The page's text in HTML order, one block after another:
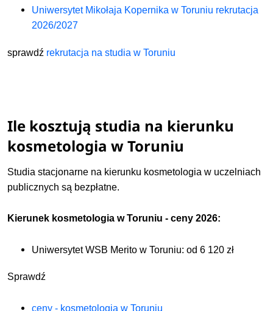
Uniwersytet Mikołaja Kopernika w Toruniu rekrutacja
2026/2027
sprawdź rekrutacja na studia w Toruniu
Ile kosztują studia na kierunku
kosmetologia w Toruniu
Studia stacjonarne na kierunku kosmetologia w uczelniach
publicznych są bezpłatne.
Kierunek kosmetologia w Toruniu - ceny 2026:
Uniwersytet WSB Merito w Toruniu: od 6 120 zł
Sprawdź
ceny - kosmetologia w Toruniu